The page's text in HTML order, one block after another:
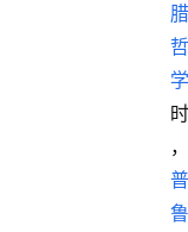
腊
哲
学
时
，
普
鲁